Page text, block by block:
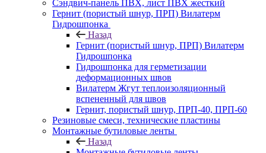
Сэндвич-панель ПВХ, лист ПВХ жесткий
Гернит (пористый шнур, ПРП) Вилатерм
Гидрошпонка
Назад
Гернит (пористый шнур, ПРП) Вилатерм
Гидрошпонка
Гидрошпонка для герметизации
деформационных швов
Вилатерм Жгут теплоизоляционный
вспененный для швов
Гернит, пористый шнур, ПРП-40, ПРП-60
Резиновые смеси, технические пластины
Монтажные бутиловые ленты
Назад